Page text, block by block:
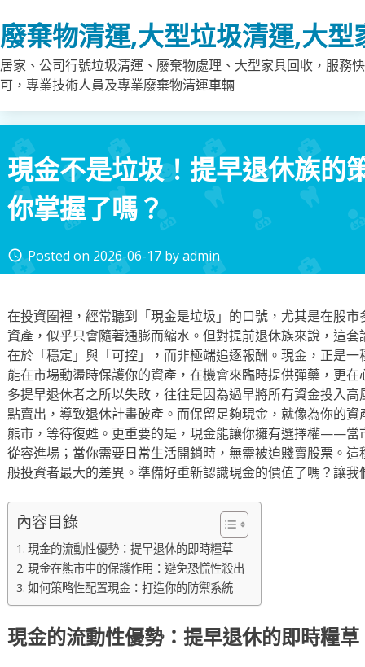
to
content
廢棄物清運,大型垃圾清運,大
居家、公司行號垃圾清運、廢棄物處理、大型家具回收，服務
可，專業技術人員及專業廢棄物清運車輛
現金不是垃圾！提早退休族的
你掌握了嗎？
access_time Posted on 2026-06-17 byadmin
在投資圈裡，經常聽到「現金是垃圾」的口號，尤其是在股
資產，似乎只會隨著通膨而縮水。但對提前退休族來說，這
在於「穩定」與「可控」，而非極端追逐報酬。現金，正是
能在市場動盪時保護你的資產，在機會來臨時提供彈藥，更
多提早退休者之所以失敗，往往是因為過早將所有資金投入
點賣出，導致退休計畫破產。而保留足夠現金，就像為你的
熊市，等待復甦。更重要的是，現金能讓你擁有選擇權——當
從容進場；當你需要日常生活開銷時，無需被迫賤賣股票。
般投資者最大的差異。準備好重新認識現金的價值了嗎？讓
內容目錄
現金的流動性優勢：提早退休的即時糧草
現金在熊市中的保護作用：避免恐慌性殺出
如何策略性配置現金：打造你的防禦系統
現金的流動性優勢：提早退休的即時糧草